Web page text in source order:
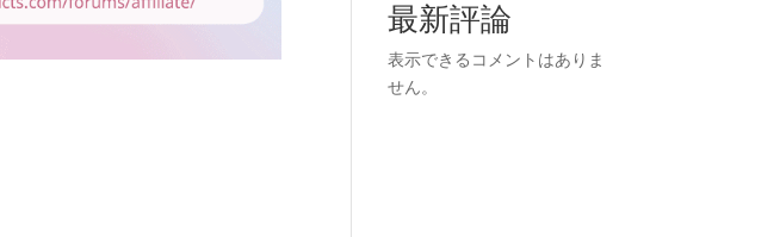
最新評論
表示できるコメントはありま
せん。